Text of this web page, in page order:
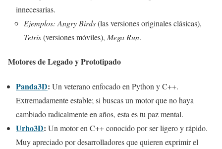
innecesarias.
Ejemplos: Angry Birds(las versiones originales clásicas),
Tetris(versiones móviles), Mega Run.
Motores de Legado y Prototipado
Panda3D: Un veterano enfocado en Python y C++.
Extremadamente estable; si buscas un motor que no haya
cambiado radicalmente en años, esta es tu paz mental.
Urho3D: Un motor en C++ conocido por ser ligero y rápido.
Muy apreciado por desarrolladores que quieren exprimir el